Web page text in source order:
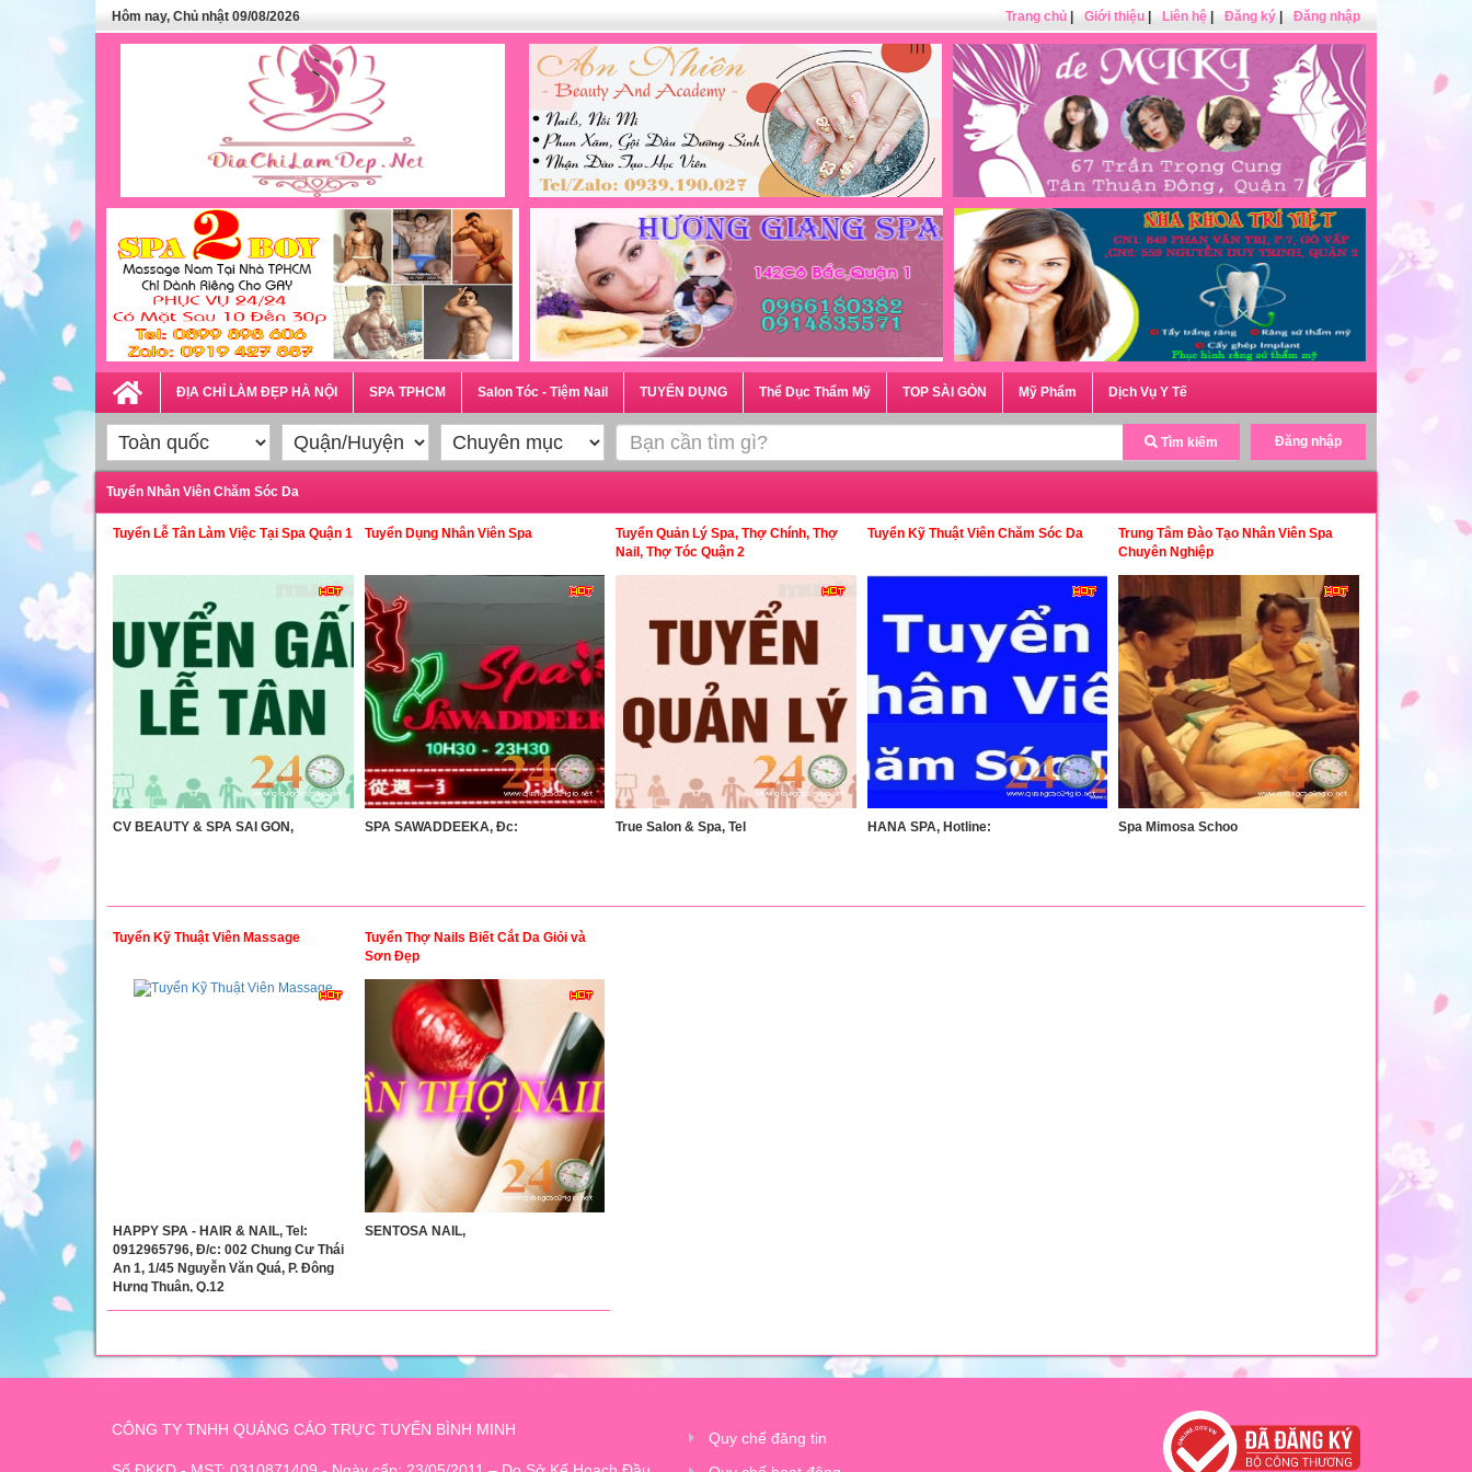
Hôm nay, Chủ nhật 09/08/2026 Trang chủ Giới thiệu Liên hệ Đăng ký Đăng nhập
ĐỊA CHỈ LÀM ĐẸP HÀ NỘI SPA TPHCM Salon Tóc - Tiệm Nail TUYỂN DỤNG Thể Dục Thẩm Mỹ TOP SÀI GÒN Mỹ Phẩm Dịch Vụ Y Tế
Tìm kiếm Đăng nhập
Tuyển Nhân Viên Chăm Sóc Da
Tuyển Lễ Tân Làm Việc Tại Spa Quận 1
CV BEAUTY & SPA SAI GON,
Tuyển Dụng Nhân Viên Spa
SPA SAWADDEEKA, Đc:
Tuyển Quản Lý Spa, Thợ Chính, Thợ
Nail, Thợ Tóc Quận 2
True Salon & Spa, Tel
Tuyển Kỹ Thuật Viên Chăm Sóc Da
HANA SPA, Hotline:
Trung Tâm Đào Tạo Nhân Viên Spa
Chuyên Nghiệp
Spa Mimosa Schoo
Tuyển Kỹ Thuật Viên Massage
HAPPY SPA - HAIR & NAIL, Tel:
0912965796, Đ/c: 002 Chung Cư Thái
An 1, 1/45 Nguyễn Văn Quá, P. Đông
Hưng Thuận, Q.12
Tuyển Thợ Nails Biết Cắt Da Giỏi và
Sơn Đẹp
SENTOSA NAIL,
CÔNG TY TNHH QUẢNG CÁO TRỰC TUYẾN BÌNH MINH
Quy chế đăng tin